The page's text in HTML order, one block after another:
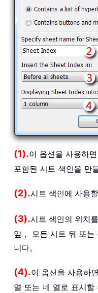
(1).이 옵션을 사용하
포함된 시트 색인을 만
(2).시트 색인에 사용
(3).시트 색인의 위치
앞， 모든 시트 뒤 또
니다。
(4).이 옵션을 사용하
열 또는 네 열로 표시할